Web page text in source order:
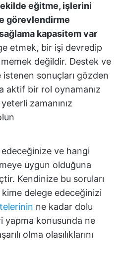
eğitme, işlerini
görevlendirme
kapasitem var
etmek, bir işi devredip
değildir. Destek ve
sonuçları gözden
aktif bir rol oynamanız
zamanınız
edeceğinize ve hangi
uygun olduğuna
Kendinize bu soruları
kime delege edeceğinizi
ne kadar dolu
yapma konusunda ne
olma olasılıklarını